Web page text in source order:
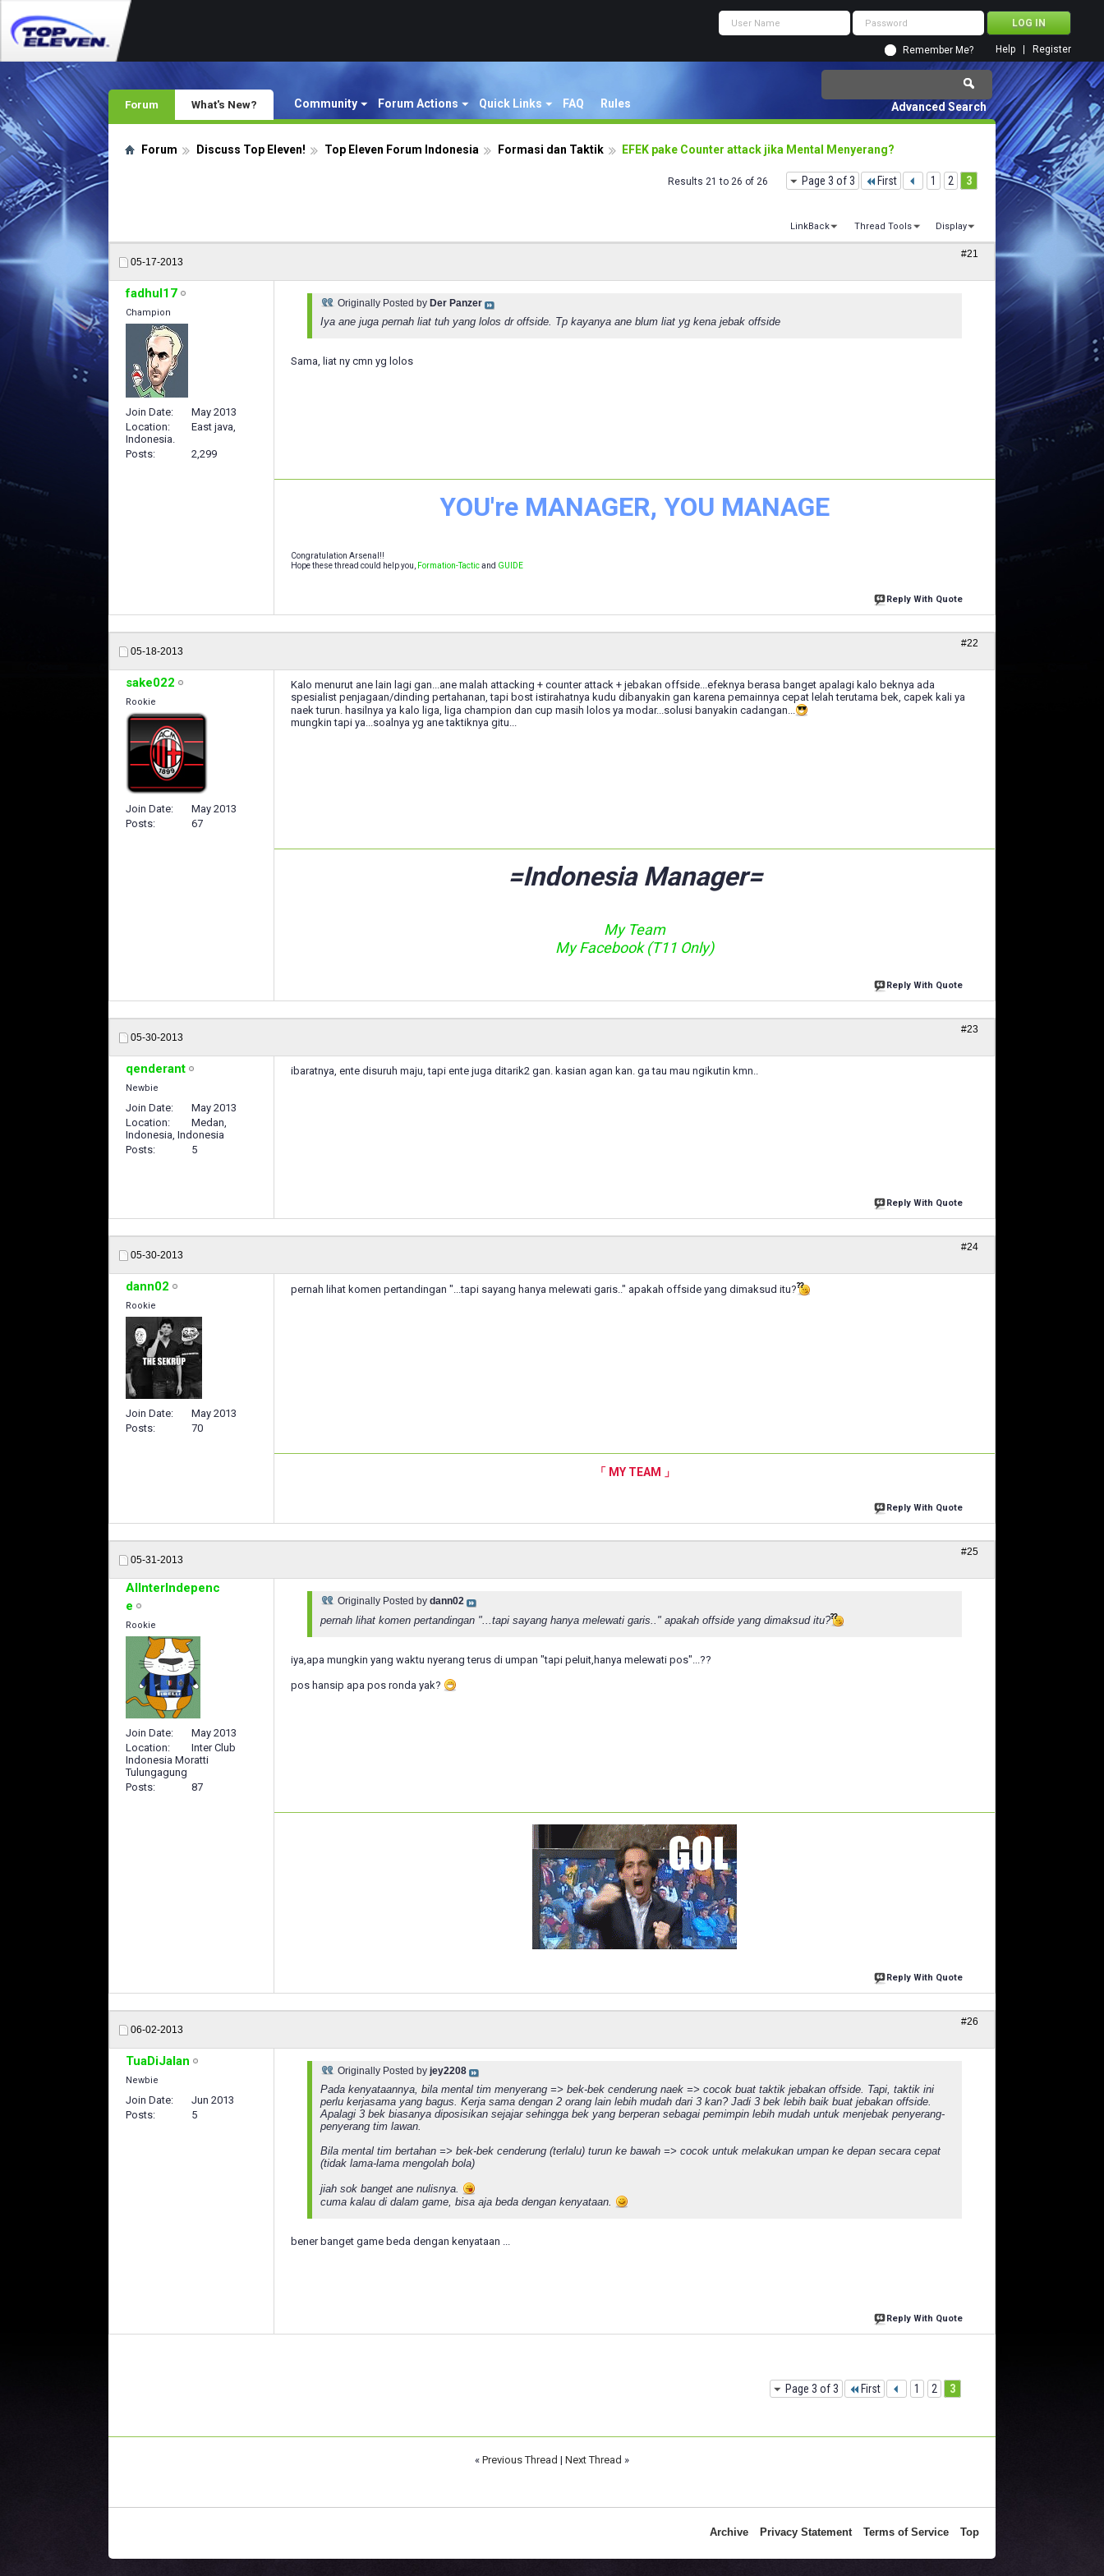
Remember Me? Register
Help
Forum Community Forum Actions Quick Links FAQ Rules
What's New? Advanced Search
Forum Discuss Top Eleven! Top Eleven Forum Indonesia Formasi dan Taktik EFEK pake Counter attack jika Mental Menyerang?
Page 3 of 3 First 1 2 3
Results 21 to 26 of 26
LinkBack Thread Tools Display
05-17-2013
#21
fadhul17
Champion
Join Date
May 2013
Location
East java,
Indonesia.
Posts
2,299
Originally Posted by Der Panzer
Iya ane juga pernah liat tuh yang lolos dr offside. Tp kayanya ane blum liat yg kena jebak offside
Sama, liat ny cmn yg lolos
YOU're MANAGER, YOU MANAGE
Congratulation Arsenal!!
Hope these thread could help you,
Formation-Tacticand GUIDE
Reply With Quote
05-18-2013
#22
sake022
Rookie
Join Date
May 2013
Posts
67
Kalo menurut ane lain lagi gan...ane malah attacking + counter attack + jebakan offside...efeknya berasa banget apalagi kalo beknya ada
spesialist penjagaan/dinding pertahanan, tapi bost istirahatnya kudu dibanyakin gan karena pemainnya cepat lelah terutama bek, capek kali ya
naek turun. hasilnya ya kalo liga, liga champion dan cup masih lolos ya modar...solusi banyakin cadangan...
mungkin tapi ya...soalnya yg ane taktiknya gitu...
=Indonesia Manager=
My Team
My Facebook (T11 Only)
Reply With Quote
05-30-2013
#23
qenderant
Newbie
Join Date
May 2013
Location
Medan,
Indonesia, Indonesia
Posts
5
ibaratnya, ente disuruh maju, tapi ente juga ditarik2 gan. kasian agan kan. ga tau mau ngikutin kmn..
Reply With Quote
05-30-2013
#24
dann02
Rookie
Join Date
May 2013
Posts
70
pernah lihat komen pertandingan "...tapi sayang hanya melewati garis.." apakah offside yang dimaksud itu?
「 MY TEAM 」
Reply With Quote
05-31-2013
#25
AlInterIndepenc
e
Rookie
Join Date
May 2013
Location
Inter Club
Indonesia Moratti
Tulungagung
Posts
87
Originally Posted by dann02
pernah lihat komen pertandingan "...tapi sayang hanya melewati garis.." apakah offside yang dimaksud itu?
iya,apa mungkin yang waktu nyerang terus di umpan "tapi peluit,hanya melewati pos"...??
pos hansip apa pos ronda yak?
Reply With Quote
06-02-2013
#26
TuaDiJalan
Newbie
Join Date
Jun 2013
Posts
5
Originally Posted by jey2208
Pada kenyataannya, bila mental tim menyerang => bek-bek cenderung naek => cocok buat taktik jebakan offside. Tapi, taktik ini
perlu kerjasama yang bagus. Kerja sama dengan 2 orang lain lebih mudah dari 3 kan? Jadi 3 bek lebih baik buat jebakan offside.
Apalagi 3 bek biasanya diposisikan sejajar sehingga bek yang berperan sebagai pemimpin lebih mudah untuk menjebak penyerang-
penyerang tim lawan.
Bila mental tim bertahan => bek-bek cenderung (terlalu) turun ke bawah => cocok untuk melakukan umpan ke depan secara cepat
(tidak lama-lama mengolah bola)
jiah sok banget ane nulisnya.
cuma kalau di dalam game, bisa aja beda dengan kenyataan.
bener banget game beda dengan kenyataan ...
Reply With Quote
Page 3 of 3 First 1 2 3
« Previous Thread | Next Thread »
Archive Privacy Statement Terms of Service Top